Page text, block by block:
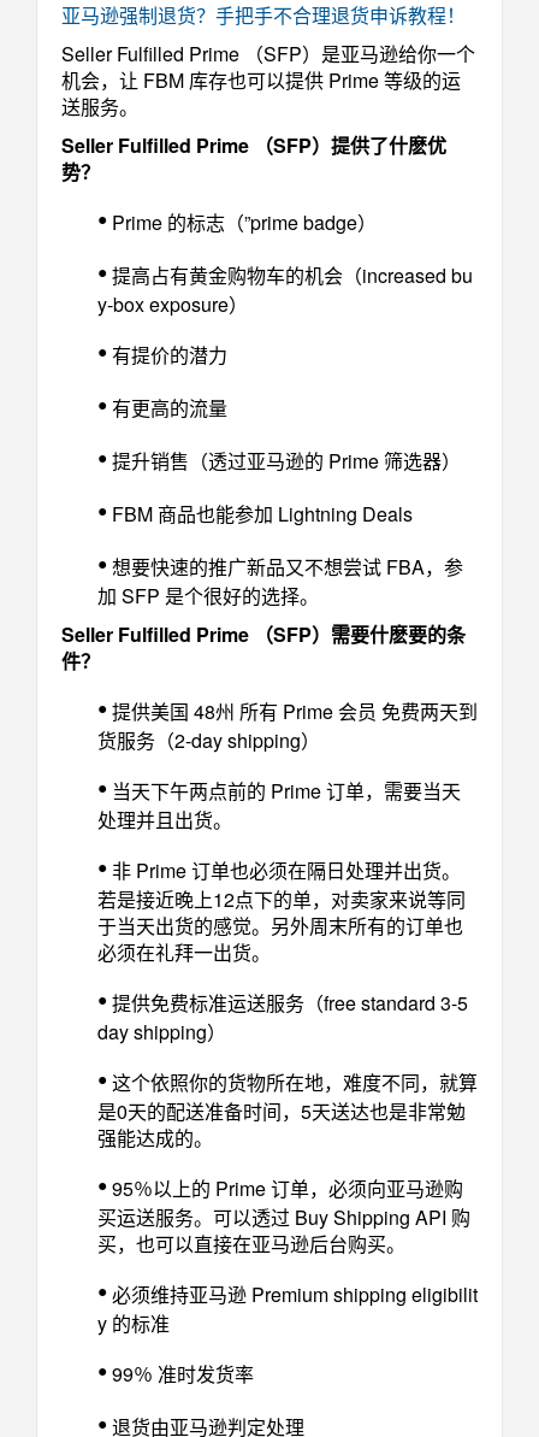
亚马逊强制退货？手把手不合理退货申诉教程！
Seller Fulfilled Prime （SFP）是亚马逊给你一个
机会，让 FBM 库存也可以提供 Prime 等级的运
送服务。
Seller Fulfilled Prime （SFP）提供了什麽优
势？
• Prime 的标志（”prime badge）
•提高占有黄金购物车的机会（increased bu
y-box exposure）
•有提价的潜力
•有更高的流量
•提升销售（透过亚马逊的 Prime 筛选器）
• FBM 商品也能参加 Lightning Deals
•想要快速的推广新品又不想尝试 FBA，参
加 SFP 是个很好的选择。
Seller Fulfilled Prime （SFP）需要什麽要的条
件？
•提供美国 48州 所有 Prime 会员 免费两天到
货服务（2-day shipping）
• 当天下午两点前的 Prime 订单，需要当天
处理并且出货。
•非 Prime 订单也必须在隔日处理并出货。
若是接近晚上12点下的单，对卖家来说等同
于当天出货的感觉。另外周末所有的订单也
必须在礼拜一出货。
•提供免费标准运送服务（free standard 3-5
day shipping）
•这个依照你的货物所在地，难度不同，就算
是0天的配送准备时间，5天送达也是非常勉
强能达成的。
•95％以上的 Prime 订单，必须向亚马逊购
买运送服务。可以透过 Buy Shipping API 购
买，也可以直接在亚马逊后台购买。
•必须维持亚马逊 Premium shipping eligibilit
y 的标准
•99％ 准时发货率
•退货由亚马逊判定处理